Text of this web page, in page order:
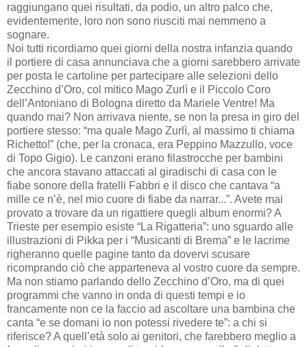
raggiungano quei risultati, da podio, un altro palco che,
evidentemente, loro non sono riusciti mai nemmeno a
sognare.
Noi tutti ricordiamo quei giorni della nostra infanzia quando
il portiere di casa annunciava che a giorni sarebbero arrivate
per posta le cartoline per partecipare alle selezioni dello
Zecchino d’Oro, col mitico Mago Zurlì e il Piccolo Coro
dell’Antoniano di Bologna diretto da Mariele Ventre! Ma
quando mai? Non arrivava niente, se non la presa in giro del
portiere stesso: “ma quale Mago Zurlì, al massimo ti chiama
Richetto!” (che, per la cronaca, era Peppino Mazzullo, voce
di Topo Gigio). Le canzoni erano filastrocche per bambini
che ancora stavano attaccati al giradischi di casa con le
fiabe sonore della fratelli Fabbri e il disco che cantava “a
mille ce n’è, nel mio cuore di fiabe da narrar...”. Avete mai
provato a trovare da un rigattiere quegli album enormi? A
Trieste per esempio esiste “La Rigatteria”: uno sguardo alle
illustrazioni di Pikka per i “Musicanti di Brema” e le lacrime
righeranno quelle pagine tanto da dovervi scusare
ricomprando ciò che apparteneva al vostro cuore da sempre.
Ma non stiamo parlando dello Zecchino d’Oro, ma di quei
programmi che vanno in onda di questi tempi e io
francamente non ce la faccio ad ascoltare una bambina che
canta “e se domani io non potessi rivedere te”: a chi si
riferisce? A quell’età solo ai genitori, che farebbero meglio a